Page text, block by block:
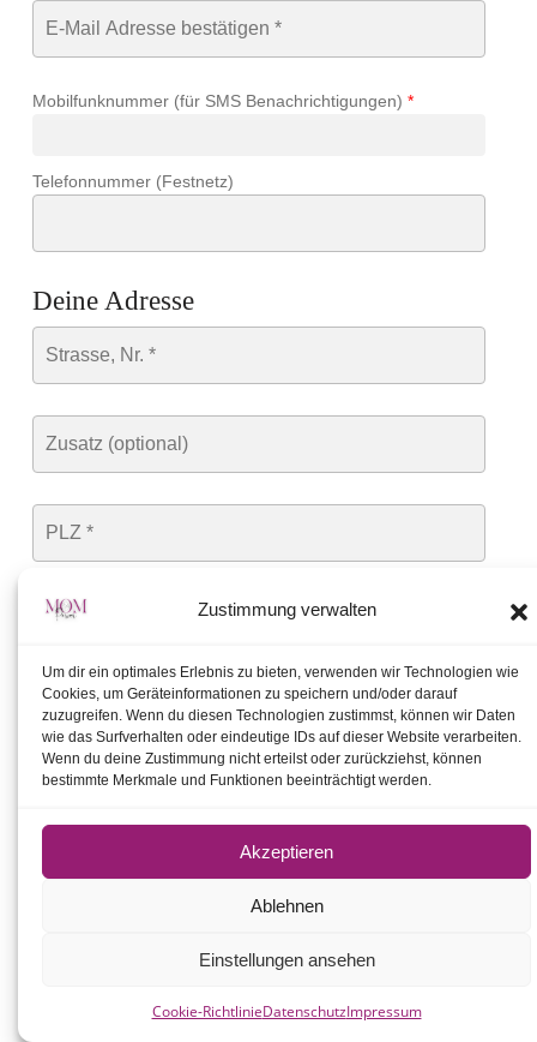
Zustimmung verwalten
Um dir ein optimales Erlebnis zu bieten, verwenden wir Technologien wie
Cookies, um Geräteinformationen zu speichern und/oder darauf
zuzugreifen. Wenn du diesen Technologien zustimmst, können wir Daten
wie das Surfverhalten oder eindeutige IDs auf dieser Website verarbeiten.
Wenn du deine Zustimmung nicht erteilst oder zurückziehst, können
bestimmte Merkmale und Funktionen beeinträchtigt werden.
Akzeptieren
Ablehnen
Einstellungen ansehen
Cookie-RichtlinieDatenschutzImpressum
Mobilfunknummer (für SMS Benachrichtigungen) *
Telefonnummer (Festnetz)
Deine Adresse
Woher kennst Du MOM Power?
Möchtest Du uns noch etwas mitteilen?
Deine Bezahlung